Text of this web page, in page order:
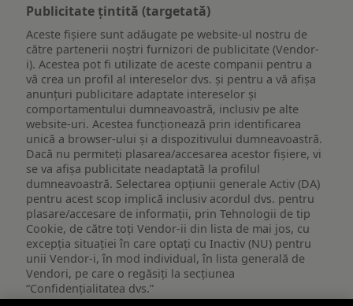
Publicitate țintită (targetată)
Aceste fișiere sunt adăugate pe website-ul nostru de
către partenerii noștri furnizori de publicitate (Vendor-
i). Acestea pot fi utilizate de aceste companii pentru a
vă crea un profil al intereselor dvs. și pentru a vă afișa
anunțuri publicitare adaptate intereselor și
comportamentului dumneavoastră, inclusiv pe alte
website-uri. Acestea funcționează prin identificarea
unică a browser-ului și a dispozitivului dumneavoastră.
Dacă nu permiteți plasarea/accesarea acestor fișiere, vi
se va afișa publicitate neadaptată la profilul
dumneavoastră. Selectarea opțiunii generale Activ (DA)
pentru acest scop implică inclusiv acordul dvs. pentru
plasare/accesare de informații, prin Tehnologii de tip
Cookie, de către toți Vendor-ii din lista de mai jos, cu
excepția situației în care optați cu Inactiv (NU) pentru
unii Vendor-i, în mod individual, în lista generală de
Vendori, pe care o regăsiți la secțiunea
“Confidențialitatea dvs.”